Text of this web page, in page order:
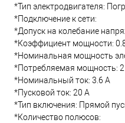
*Тип электродвигателя:
*Подключение к сети:
*Допуск на колебание
*Коэффициент мощности:
*Номинальная мощность
*Потребляемая мощность:
*Номинальный ток: 3.6 А
*Пусковой ток: 20 А
*Тип включения: Прямой
*Количество полюсов: